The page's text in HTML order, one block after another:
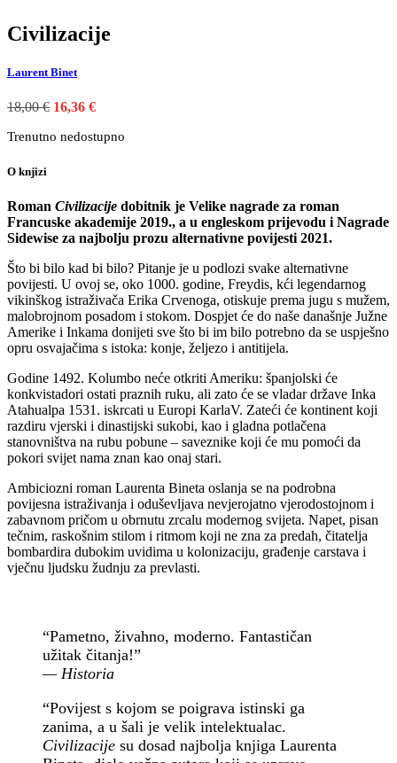
Civilizacije
Laurent Binet
18,00€ Izvorna
bila
16,36 €Trenutna
je:
Trenutno nedostupno
O knjizi
Roman Civilizacije dobitnik je Velike nagrade za roman
Francuske akademije 2019., a u engleskom prijevodu i Nagrade
Sidewise za najbolju prozu alternativne povijesti 2021.
Što bi bilo kad bi bilo? Pitanje je u podlozi svake alternativne
povijesti. U ovoj se, oko 1000. godine, Freydis, kći legendarnog
vikinškog istraživača Erika Crvenoga, otiskuje prema jugu s mužem,
malobrojnom posadom i stokom. Dospjet će do naše današnje Južne
Amerike i Inkama donijeti sve što bi im bilo potrebno da se uspješno
opru osvajačima s istoka: konje, željezo i antitijela.
Godine 1492. Kolumbo neće otkriti Ameriku: španjolski će
konkvistadori ostati praznih ruku, ali zato će se vladar države Inka
Atahualpa 1531. iskrcati u Europi KarlaV. Zateći će kontinent koji
razdiru vjerski i dinastijski sukobi, kao i gladna potlačena
stanovništva na rubu pobune – saveznike koji će mu pomoći da
pokori svijet nama znan kao onaj stari.
Ambiciozni roman Laurenta Bineta oslanja se na podrobna
povijesna istraživanja i oduševljava nevjerojatno vjerodostojnom i
zabavnom pričom u obrnutu zrcalu modernog svijeta. Napet, pisan
tečnim, raskošnim stilom i ritmom koji ne zna za predah, čitatelja
bombardira dubokim uvidima u kolonizaciju, građenje carstava i
vječnu ljudsku žudnju za prevlasti.
“Pametno, živahno, moderno. Fantastičan
užitak čitanja!”
— Historia
“Povijest s kojom se poigrava istinski ga
zanima, a u šali je velik intelektualac.
Civilizacije su dosad najbolja knjiga Laurenta